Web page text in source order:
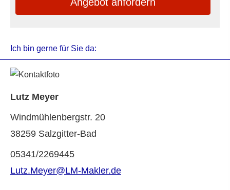
Ich bin gerne für Sie da:
Lutz Meyer
Windmühlenbergstr. 20
38259 Salzgitter-Bad
05341/2269445
Lutz.Meyer@LM-Makler.de